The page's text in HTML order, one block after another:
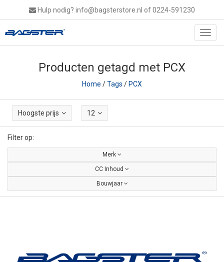
Hulp nodig? info@bagsterstore.nl of 0224-591230
Producten getagd met PCX
Home /Tags /PCX
Hoogste prijs 12
Filter op:
Merk
CC Inhoud
Bouwjaar